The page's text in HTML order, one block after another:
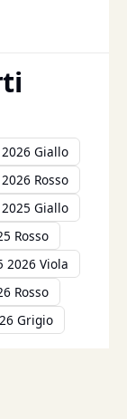
Giallo
Rosso
Giallo
Rosso
2026 Viola
Rosso
Grigio